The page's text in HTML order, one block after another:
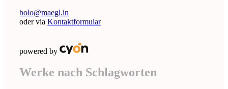
bolo@maegl.in
oder via Kontaktformular
powered by
Werke nach Schlagworten